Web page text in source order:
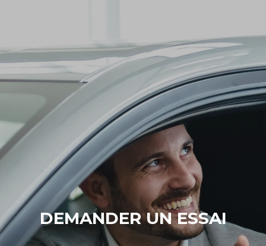
DEMANDER UN ESSAI